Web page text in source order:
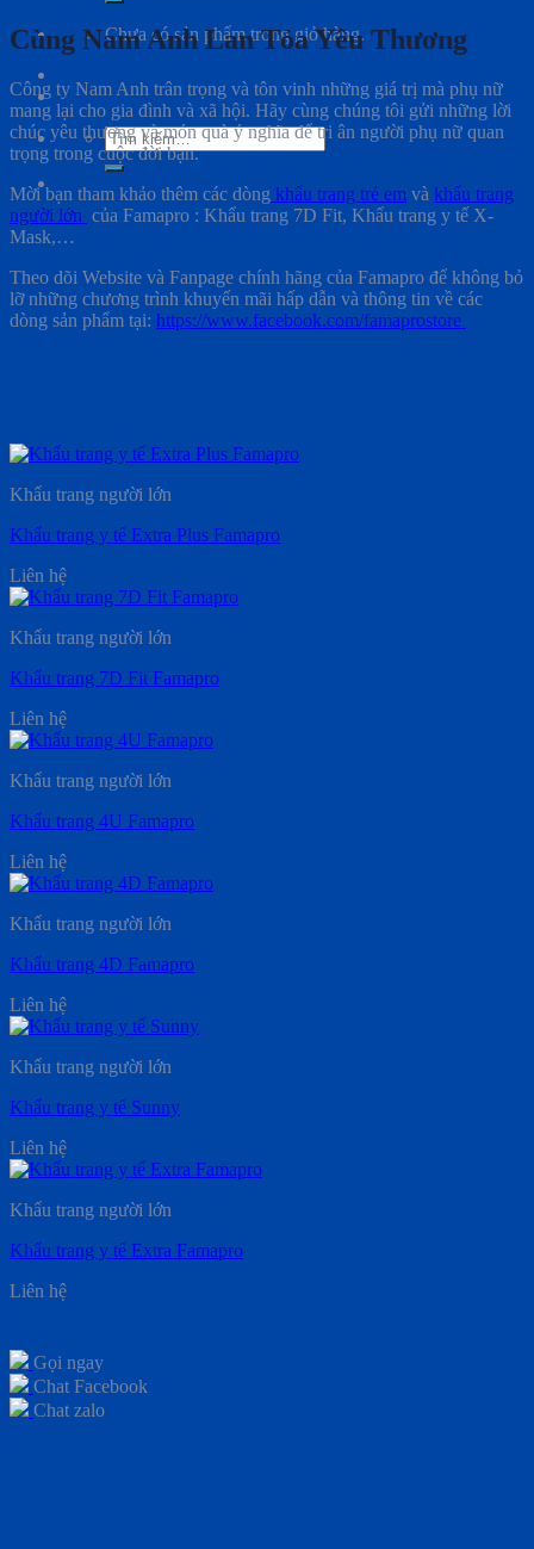
Chưa có sản phẩm trong giỏ hàng.
Tìm
kiếm:
Cùng Nam Anh Lan Tỏa Yêu Thương
Công ty Nam Anh trân trọng và tôn vinh những giá trị mà phụ nữ
mang lại cho gia đình và xã hội. Hãy cùng chúng tôi gửi những lời
chúc yêu thương và món quà ý nghĩa để tri ân người phụ nữ quan
trọng trong cuộc đời bạn.
Mời bạn tham khảo thêm các dòng khẩu trang trẻ em và khẩu trang
người lớn của Famapro : Khẩu trang 7D Fit, Khẩu trang y tế X-
Mask,…
Theo dõi Website và Fanpage chính hãng của Famapro để không bỏ
lỡ những chương trình khuyến mãi hấp dẫn và thông tin về các
dòng sản phẩm tại: https://www.facebook.com/famaprostore
Khẩu trang người lớn
Khẩu trang y tế Extra Plus Famapro
Liên hệ
Khẩu trang người lớn
Khẩu trang 7D Fit Famapro
Liên hệ
Khẩu trang người lớn
Khẩu trang 4U Famapro
Liên hệ
Khẩu trang người lớn
Khẩu trang 4D Famapro
Liên hệ
Khẩu trang người lớn
Khẩu trang y tế Sunny
Liên hệ
Khẩu trang người lớn
Khẩu trang y tế Extra Famapro
Liên hệ
Gọi ngay
Chat Facebook
Chat zalo